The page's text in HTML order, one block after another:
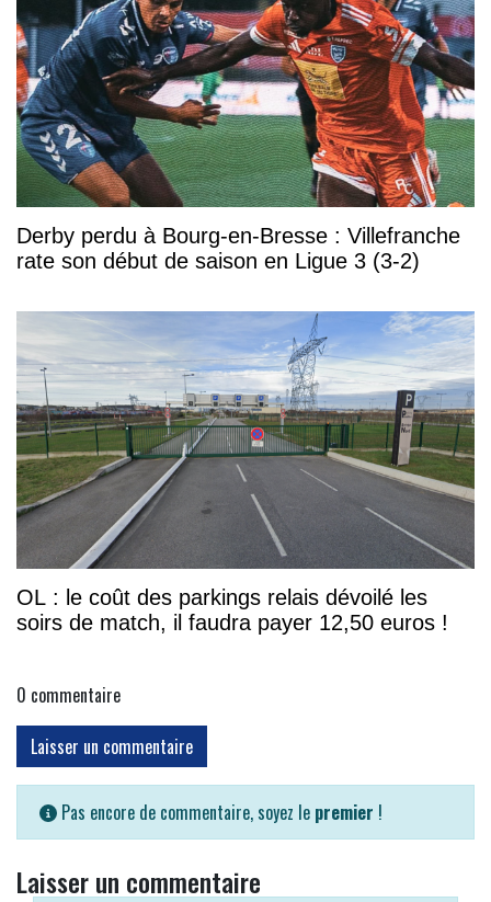
Derby perdu à Bourg-en-Bresse : Villefranche
rate son début de saison en Ligue 3 (3-2)
OL : le coût des parkings relais dévoilé les
soirs de match, il faudra payer 12,50 euros !
0 commentaire
Laisser un commentaire
Pas encore de commentaire, soyez le premier !
Laisser un commentaire